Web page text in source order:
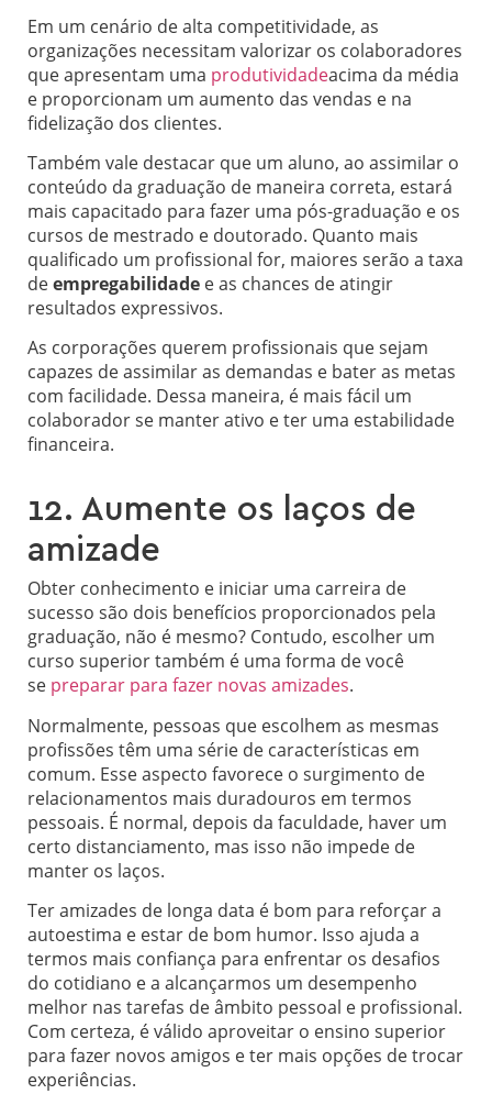
Em um cenário de alta competitividade, as
organizações necessitam valorizar os colaboradores
que apresentam uma produtividadeacima da média
e proporcionam um aumento das vendas e na
fidelização dos clientes.
Também vale destacar que um aluno, ao assimilar o
conteúdo da graduação de maneira correta, estará
mais capacitado para fazer uma pós-graduação e os
cursos de mestrado e doutorado. Quanto mais
qualificado um profissional for, maiores serão a taxa
deempregabilidade e as chances de atingir
resultados expressivos.
As corporações querem profissionais que sejam
capazes de assimilar as demandas e bater as metas
com facilidade. Dessa maneira, é mais fácil um
colaborador se manter ativo e ter uma estabilidade
financeira.
12. Aumente os laços de
amizade
Obter conhecimento e iniciar uma carreira de
sucesso são dois benefícios proporcionados pela
graduação, não é mesmo? Contudo, escolher um
curso superior também é uma forma de você
se preparar para fazer novas amizades.
Normalmente, pessoas que escolhem as mesmas
profissões têm uma série de características em
comum. Esse aspecto favorece o surgimento de
relacionamentos mais duradouros em termos
pessoais. É normal, depois da faculdade, haver um
certo distanciamento, mas isso não impede de
manter os laços.
Ter amizades de longa data é bom para reforçar a
autoestima e estar de bom humor. Isso ajuda a
termos mais confiança para enfrentar os desafios
do cotidiano e a alcançarmos um desempenho
melhor nas tarefas de âmbito pessoal e profissional.
Com certeza, é válido aproveitar o ensino superior
para fazer novos amigos e ter mais opções de trocar
experiências.